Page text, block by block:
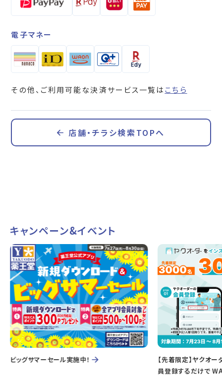
電子マネー
その他、ご利用可能な決済サービス一覧は こちら
店舗・チラシ検索TOPへ
キャンペーン&イベント
ビッグサマーセール実施中！
【先着限定】ヤクオ
員登録するだけで